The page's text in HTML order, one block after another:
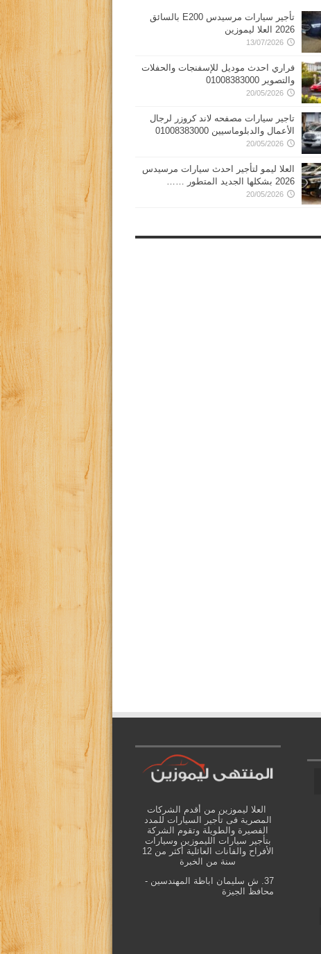
تأجير سيارات مرسيدس E200 بالسائق
2026 العلا ليموزين
13/07/2026
فراري احدث موديل للإسفنجات والحفلات
والتصوير 01008383000
20/05/2026
تاجير سيارات مصفحه لاند كروزر لرجال
الأعمال والدبلوماسيين 01008383000
20/05/2026
العلا ليمو لتأجير احدث سيارات مرسيدس
2026 بشكلها الجديد المتطور ……
20/05/2026
العلا ليموزين من أقدم الشركات
المصرية فى تأجير السيارات للمدد
الفصيرة والطويلة وتقوم الشركة
بتأجير سيارات الليموزين وسيارات
الأفراح والفانات العائلية أكثر من 12
سنة من الخبرة
37. ش سليمان اباظة المهندسين -
محافظ الجيزة